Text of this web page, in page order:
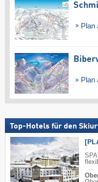
Plan
Plan
Top-Hotels für den